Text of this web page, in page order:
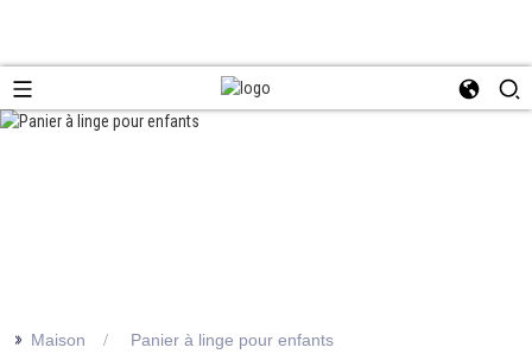
>> Maison Panier à linge pour enfants